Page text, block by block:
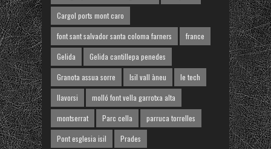
Cargol ports mont caro
font sant salvador santa coloma farners
france
Gelida
Gelida cantillepa penedes
Granota assua sorre
Isil vall àneu
le tech
llavorsi
molló font vella garrotxa alta
montserrat
Parc cella
parruca torrelles
Pont esglesia isil
Prades